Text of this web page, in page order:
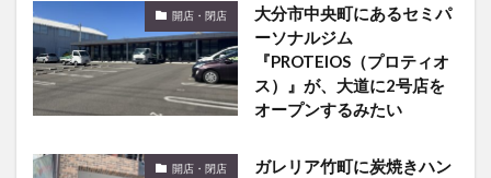
開店・閉店
大分市中央町にあるセミパ
ーソナルジム
『PROTEIOS（プロティオ
ス）』が、大道に2号店を
オープンするみたい
開店・閉店
ガレリア竹町に炭焼きハン